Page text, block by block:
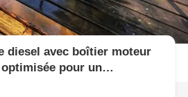
diesel avec boîtier moteur
pour un
et des conditions de